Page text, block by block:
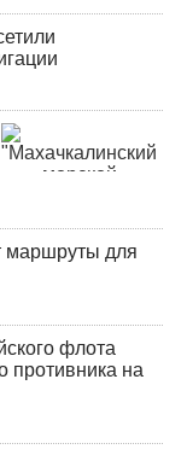
маршруты для
флота
противника на